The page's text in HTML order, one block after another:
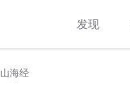
发现
山海经